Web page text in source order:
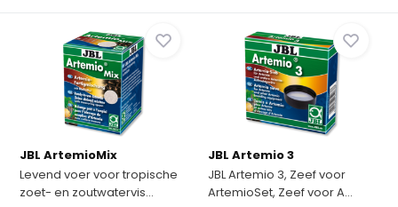
JBL ArtemioMix
Levend voer voor tropische
zoet- en zoutwatervis...
JBL Artemio 3
JBL Artemio 3, Zeef voor
ArtemioSet, Zeef voor A...